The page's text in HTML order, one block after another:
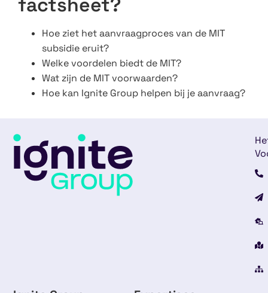
factsheet?
Hoe ziet het aanvraagproces van de MIT
subsidie eruit?
Welke voordelen biedt de MIT?
Wat zijn de MIT voorwaarden?
Hoe kan Ignite Group helpen bij je aanvraag?